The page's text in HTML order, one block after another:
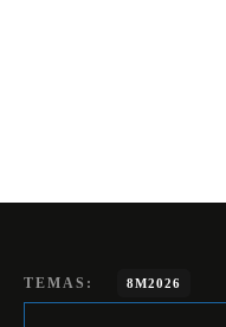
TEMAS: 8M2026